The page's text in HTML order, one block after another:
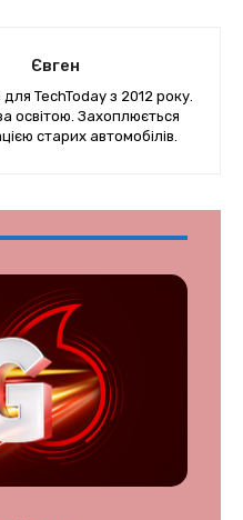
Євген
TechToday з 2012 року.
освітою. Захоплюється
старих автомобілів.